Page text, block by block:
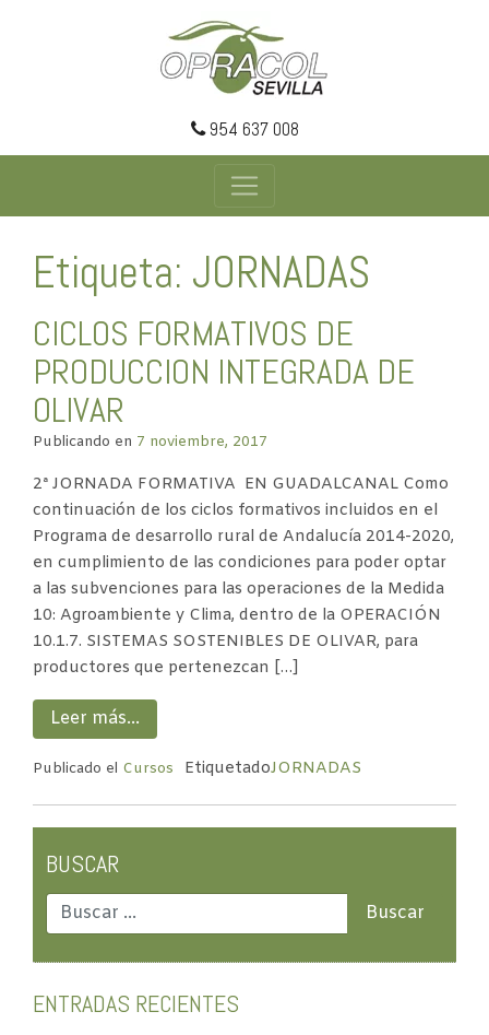
954 637 008
Etiqueta: JORNADAS
CICLOS FORMATIVOS DE
PRODUCCION INTEGRADA DE
OLIVAR
Publicando en 7 noviembre, 2017
2ª JORNADA FORMATIVA EN GUADALCANAL Como
continuación de los ciclos formativos incluidos en el
Programa de desarrollo rural de Andalucía 2014-2020,
en cumplimiento de las condiciones para poder optar
a las subvenciones para las operaciones de la Medida
10: Agroambiente y Clima, dentro de la OPERACIÓN
10.1.7. SISTEMAS SOSTENIBLES DE OLIVAR, para
productores que pertenezcan […]
Leer más…
Publicado el Cursos EtiquetadoJORNADAS
BUSCAR
ENTRADAS RECIENTES